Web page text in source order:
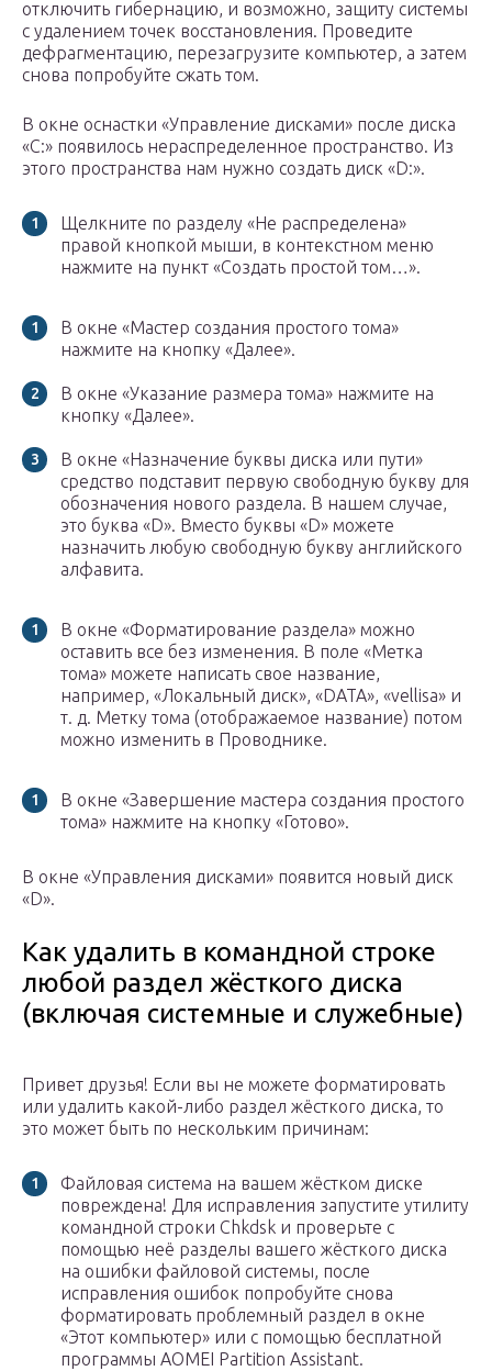
отключить гибернацию, и возможно, защиту системы
с удалением точек восстановления. Проведите
дефрагментацию, перезагрузите компьютер, а затем
снова попробуйте сжать том.
В окне оснастки «Управление дисками» после диска
«C:» появилось нераспределенное пространство. Из
этого пространства нам нужно создать диск «D:».
Щелкните по разделу «Не распределена»
правой кнопкой мыши, в контекстном меню
нажмите на пункт «Создать простой том…».
В окне «Мастер создания простого тома»
нажмите на кнопку «Далее».
В окне «Указание размера тома» нажмите на
кнопку «Далее».
В окне «Назначение буквы диска или пути»
средство подставит первую свободную букву для
обозначения нового раздела. В нашем случае,
это буква «D». Вместо буквы «D» можете
назначить любую свободную букву английского
алфавита.
В окне «Форматирование раздела» можно
оставить все без изменения. В поле «Метка
тома» можете написать свое название,
например, «Локальный диск», «DATA», «vellisa» и
т. д. Метку тома (отображаемое название) потом
можно изменить в Проводнике.
В окне «Завершение мастера создания простого
тома» нажмите на кнопку «Готово».
В окне «Управления дисками» появится новый диск
«D».
Как удалить в командной строке
любой раздел жёсткого диска
(включая системные и служебные)
Привет друзья! Если вы не можете форматировать
или удалить какой-либо раздел жёсткого диска, то
это может быть по нескольким причинам:
Файловая система на вашем жёстком диске
повреждена! Для исправления запустите утилиту
командной строки Chkdsk и проверьте с
помощью неё разделы вашего жёсткого диска
на ошибки файловой системы, после
исправления ошибок попробуйте снова
форматировать проблемный раздел в окне
«Этот компьютер» или с помощью бесплатной
программы AOMEI Partition Assistant.